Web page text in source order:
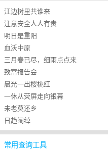
江边树里共谁来
注意安全人人有责
明日是重阳
血沃中原
三月春已尽，细雨点点来
致富报告会
晨光一出樱桃红
一休从荧屏走向银幕
未老莫还乡
日趋阔绰
常用查询工具